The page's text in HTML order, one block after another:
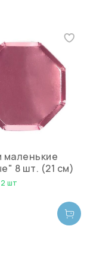
маленькие
8 шт. (21 см)
шт